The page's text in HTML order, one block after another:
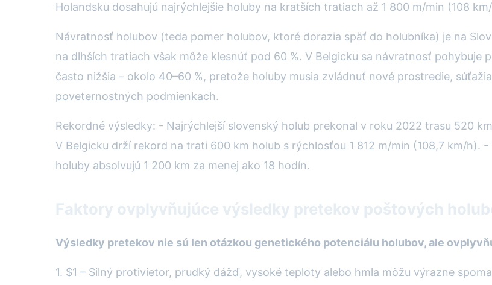
Holandsku dosahujú najrýchlejšie holuby na kratších tratiach až 1 800 m/min (108
Návratnosť holubov (teda pomer holubov, ktoré dorazia späť do holubníka) je na
na dlhších tratiach však môže klesnúť pod 60 %. V Belgicku sa návratnosť pohybuje
často nižšia – okolo 40–60 %, pretože holuby musia zvládnuť nové prostredie,
poveternostných podmienkach.
Rekordné výsledky: - Najrýchlejší slovenský holub prekonal v roku 2022 trasu 520
V Belgicku drží rekord na trati 600 km holub s rýchlosťou 1 812 m/min (108,7 km/h).
holuby absolvujú 1 200 km za menej ako 18 hodín.
Faktory ovplyvňujúce výsledky pretekov poštových
Výsledky pretekov nie sú len otázkou genetického potenciálu holubov, ale
1. $1 – Silný protivietor, prudký dážď, vysoké teploty alebo hmla môžu výrazne